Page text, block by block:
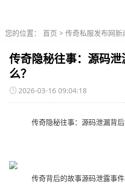
您的位置： 首页 > 传奇私服发布网新
传奇隐秘往事：源码
么？
2026-03-16 09:04:18
传奇隐秘往事：源码泄漏背后
传奇背后的故事源码泄露事